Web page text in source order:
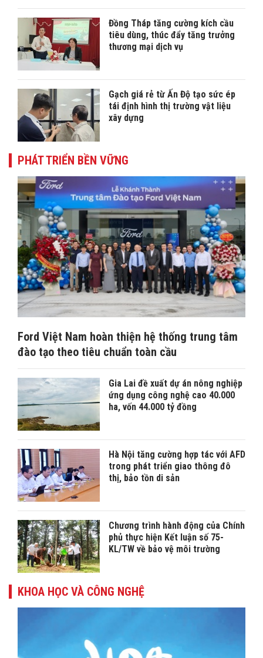
Đồng Tháp tăng cường kích cầu
tiêu dùng, thúc đẩy tăng trưởng
thương mại dịch vụ
Gạch giá rẻ từ Ấn Độ tạo sức ép
tái định hình thị trường vật liệu
xây dựng
PHÁT TRIỂN BỀN VỮNG
Ford Việt Nam hoàn thiện hệ thống trung tâm
đào tạo theo tiêu chuẩn toàn cầu
Gia Lai đề xuất dự án nông nghiệp
ứng dụng công nghệ cao 40.000
ha, vốn 44.000 tỷ đồng
Hà Nội tăng cường hợp tác với AFD
trong phát triển giao thông đô
thị, bảo tồn di sản
Chương trình hành động của Chính
phủ thực hiện Kết luận số 75-
KL/TW về bảo vệ môi trường
KHOA HỌC VÀ CÔNG NGHỆ